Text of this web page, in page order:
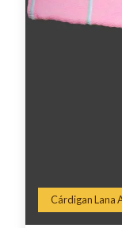
Cárdigan Lana